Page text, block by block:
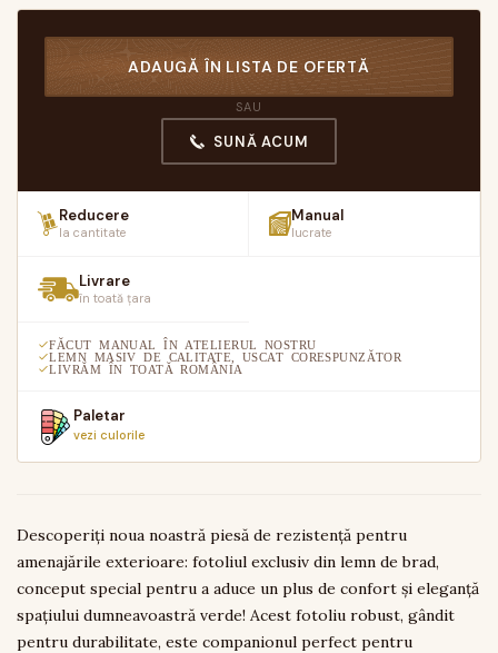
ADAUGĂ ÎN LISTA DE OFERTĂ
SAU
SUNĂ ACUM
Reducere
la cantitate
Manual
lucrate
Livrare
în toată țara
FĂCUT MANUAL ÎN ATELIERUL NOSTRU
LEMN MASIV DE CALITATE, USCAT CORESPUNZĂTOR
LIVRĂM ÎN TOATĂ ROMÂNIA
Paletar
vezi culorile
Descoperiți noua noastră piesă de rezistență pentru
amenajările exterioare: fotoliul exclusiv din lemn de brad,
conceput special pentru a aduce un plus de confort și eleganță
spațiului dumneavoastră verde! Acest fotoliu robust, gândit
pentru durabilitate, este companionul perfect pentru